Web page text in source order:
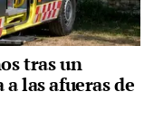
tras un
las afueras de